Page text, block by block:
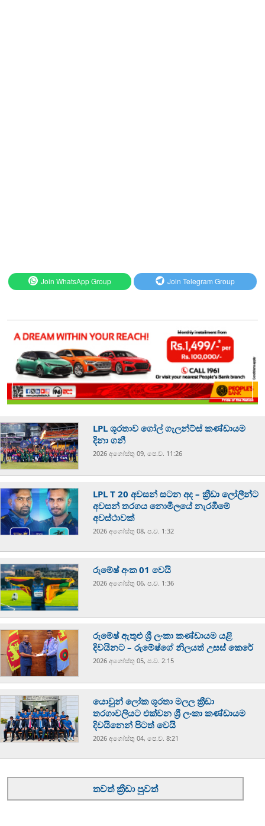
Join WhatsApp Group Join Telegram Group
LPL ශූරතාව ගෝල් ගැලන්ට්ස් කණ්ඩායම
දිනා ගනී
2026 අගෝස්‍තු 09, පෙ.ව. 11:26
LPL T 20 අවසන් සටන අද – ක්‍රීඩා ලෝලීන්ට
අවසන් තරගය නොමිලයේ නැරඹීමේ
අවස්ථාවක්
2026 අගෝස්‍තු 08, ප.ව. 1:32
රුමේෂ් අංක 01 වෙයි
2026 අගෝස්‍තු 06, ප.ව. 1:36
රුමේෂ් ඇතුළු ශ්‍රී ලංකා කණ්ඩායම යළි
දිවයිනට – රුමේෂ්ගේ නිලයත් උසස් කෙරේ
2026 අගෝස්‍තු 05, ප.ව. 2:15
යොවුන් ලෝක ශූරතා මලල ක්‍රීඩා
තරගාවලියට එක්වන ශ්‍රී ලංකා කණ්ඩායම
දිවයිනෙන් පිටත් වෙයි
2026 අගෝස්‍තු 04, පෙ.ව. 8:21
තවත් ක්‍රීඩා පුවත්